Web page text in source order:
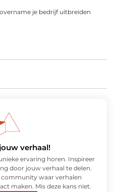
je bedrijf uitbreiden
verhaal!
ervaring horen. Inspireer
door jouw verhaal te delen.
waar verhalen
maken. Mis deze kans niet.